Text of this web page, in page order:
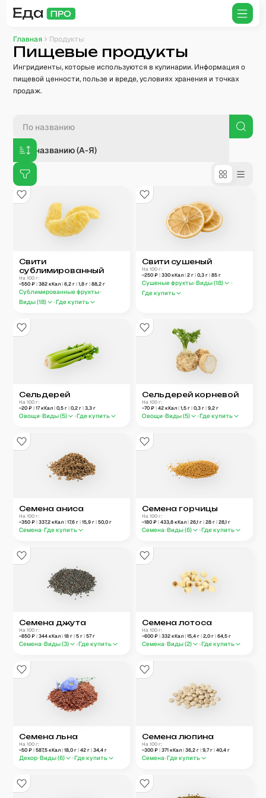
Главная Продукты
Пищевые продукты
Ингридиенты, которые используются в кулинарии. Информация о
пищевой ценности, пользе и вреде, условиях хранения и точках
продаж.
По названию (А-Я)
Свити
сублимированный
На 100 г:
~550 ₽| 382 кКал| 6,2 г| 1,8 г| 88,2 г
Сублимированные фрукты
Виды (18) Где купить
Свити сушеный
На 100 г:
~250 ₽ | 330 кКал | 2 г | 0,3 г | 85 г
Сушеные фрукты Виды (18)
Где купить
Сельдерей
На 100 г:
~20 ₽| 17кКал| 0,5 г| 0,2 г| 3,3 г
Овощи Виды (5) Где купить
Сельдерей корневой
На 100 г:
~70 ₽ | 42 кКал | 1,5 г | 0,3 г | 9,2 г
Овощи Виды (5) Где купить
Семена аниса
На 100 г:
~350 ₽| 337,2 кКал| 17,6 г| 15,9 г| 50,0 г
Семена Где купить
Семена горчицы
На 100 г:
~180 ₽ | 433,8 кКал | 26,1 г | 28 г | 28,1 г
Семена Виды (6) Где купить
Семена джута
На 100 г:
~850 ₽| 344 кКал| 18 г| 5 г| 57г
Семена Виды (3) Где купить
Семена лотоса
На 100 г:
~600 ₽ | 332 кКал | 15,4 г | 2,0 г | 64,5 г
Семена Виды (2) Где купить
Семена льна
На 100 г:
~50 ₽| 587,5 кКал| 18,0 г| 42 г| 34,4 г
Декор Виды (6) Где купить
Семена люпина
На 100 г:
~300 ₽ | 371 кКал | 36,2 г | 9,7г | 40,4 г
Семена Где купить